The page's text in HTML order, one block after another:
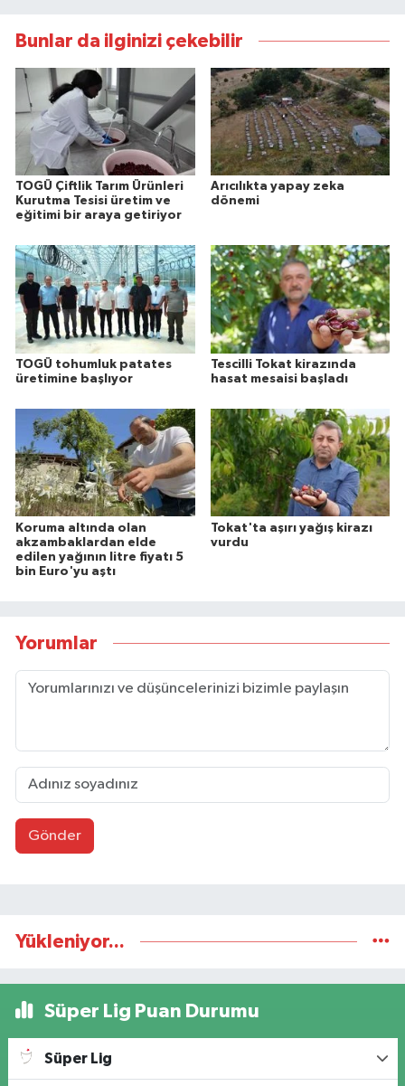
Bunlar da ilginizi çekebilir
TOGÜ Çiftlik Tarım Ürünleri
Kurutma Tesisi üretim ve
eğitimi bir araya getiriyor
Arıcılıkta yapay zeka
dönemi
TOGÜ tohumluk patates
üretimine başlıyor
Tescilli Tokat kirazında
hasat mesaisi başladı
Koruma altında olan
akzambaklardan elde
edilen yağının litre fiyatı 5
bin Euro'yu aştı
Tokat'ta aşırı yağış kirazı
vurdu
Yorumlar
Gönder
Yükleniyor...
Süper Lig Puan Durumu
Süper Lig